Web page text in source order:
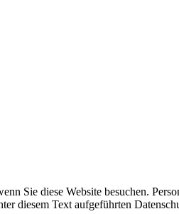
Sie diese Website besuchen.
diesem Text aufgeführten